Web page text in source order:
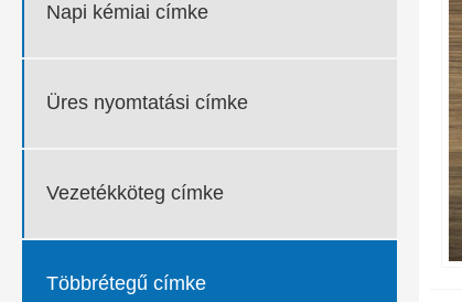
Napi kémiai címke
Üres nyomtatási címke
Vezetékköteg címke
Többrétegű címke